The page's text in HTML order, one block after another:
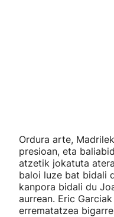
Ordura arte,
presioan, eta
atzetik jokatuta
baloi luze bat bidali
kanpora bidali du
aurrean. Eric
errematatzea